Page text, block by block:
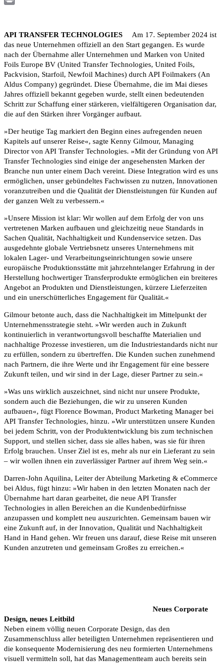
API TRANSFER TECHNOLOGIES Am 17. September 2024 ist
das neue Unternehmen offiziell an den Start gegangen. Es wurde
nach der Übernahme aller Unternehmen und Marken von United
Foils Europe BV (United Transfer Technologies, United Foils,
Packvision, Starfoil, Newfoil Machines) durch API Foilmakers (An
Aldus Company) gegründet. Diese Übernahme, die im Mai dieses
Jahres offiziell bekannt gegeben wurde, stellt einen bedeutenden
Schritt zur Schaffung einer stärkeren, vielfältigeren Organisation dar,
die auf den Stärken ihrer Vorgänger aufbaut.
»Der heutige Tag markiert den Beginn eines aufregenden neuen
Kapitels auf unserer Reise«, sagte Kenny Gilmour, Managing
Director von API Transfer Technologies. »Mit der Gründung von API
Transfer Technologies sind einige der angesehensten Marken der
Branche nun unter einem Dach vereint. Diese Integration wird es uns
ermöglichen, unser gebündeltes Fachwissen zu nutzen, Innovationen
voranzutreiben und die Qualität der Dienstleistungen für Kunden auf
der ganzen Welt zu verbessern.«
»Unsere Mission ist klar: Wir wollen auf dem Erfolg der von uns
vertretenen Marken aufbauen und gleichzeitig neue Standards in
Sachen Qualität, Nachhaltigkeit und Kundenservice setzen. Das
ausgedehnte globale Vertriebsnetz unseres Unternehmens mit
lokalen Lager- und Verarbeitungseinrichtungen sowie unsere
europäische Produktionsstätte mit jahrzehntelanger Erfahrung in der
Herstellung hochwertiger Transferprodukte ermöglichen ein breiteres
Angebot an Produkten und Dienstleistungen, kürzere Lieferzeiten
und ein unerschütterliches Engagement für Qualität.«
Gilmour betonte auch, dass die Nachhaltigkeit im Mittelpunkt der
Unternehmensstrategie steht. »Wir werden auch in Zukunft
kontinuierlich in verantwortungsvoll beschaffte Materialien und
nachhaltige Prozesse investieren, um die Industriestandards nicht nur
zu erfüllen, sondern zu übertreffen. Die Kunden suchen zunehmend
nach Partnern, die ihre Werte und ihr Engagement für eine bessere
Zukunft teilen, und wir sind in der Lage, dieser Partner zu sein.«
»Was uns wirklich auszeichnet, sind nicht nur unsere Produkte,
sondern auch die Beziehungen, die wir zu unseren Kunden
aufbauen«, fügt Florence Bowman, Product Marketing Manager bei
API Transfer Technologies, hinzu. »Wir unterstützen unsere Kunden
bei jedem Schritt, von der Produktentwicklung bis zum technischen
Support, und stellen sicher, dass sie alles haben, was sie für ihren
Erfolg brauchen. Unser Ziel ist es, mehr als nur ein Lieferant zu sein
– wir wollen ihnen ein zuverlässiger Partner auf ihrem Weg sein.«
Darren-John Aquilina, Leiter der Abteilung Marketing & eCommerce
bei Aldus, fügt hinzu: »Wir haben in den letzten Monaten nach der
Übernahme hart daran gearbeitet, die neue API Transfer
Technologies in allen Bereichen an die Kundenbedürfnisse
anzupassen und komplett neu auszurichten. Gemeinsam bauen wir
eine Zukunft auf, in der Innovation, Qualität und Nachhaltigkeit
Hand in Hand gehen. Wir freuen uns darauf, diese Reise mit unseren
Kunden anzutreten und gemeinsam Großes zu erreichen.«
Neues Corporate
Design, neues Leitbild
Neben einem völlig neuen Corporate Design, das den
Zusammenschluss aller beteiligten Unternehmen repräsentieren und
die konsequente Modernisierung des neu formierten Unternehmens
visuell vermitteln soll, hat das Managementteam auch bereits sein